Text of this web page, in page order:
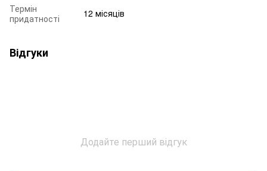
Термін
придатності
12 місяців
Відгуки
Додайте перший відгук